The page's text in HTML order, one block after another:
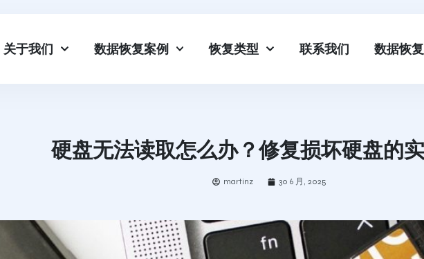
关于我们 数据恢复案例 恢复类型 联系我们 数据恢
硬盘无法读取怎么办？修复损坏硬盘的
martinz 30 6 月, 2025